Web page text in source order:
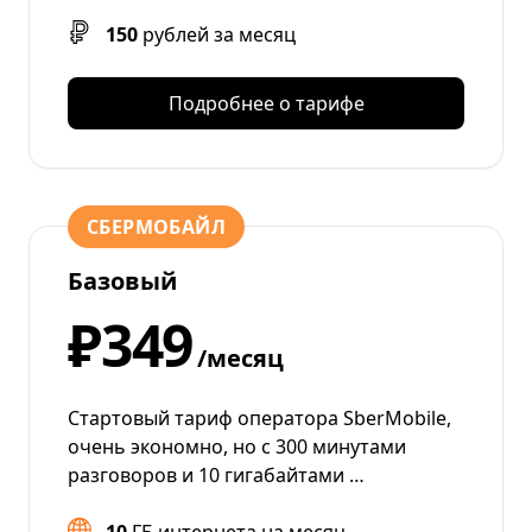
150 рублей за месяц
Подробнее о тарифе
СБЕРМОБАЙЛ
Базовый
₽349/месяц
Стартовый тариф оператора SberMobile,
очень экономно, но с 300 минутами
разговоров и 10 гигабайтами …